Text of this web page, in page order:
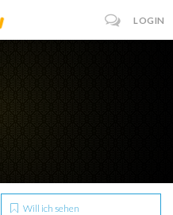
LOGIN
Will ich sehen